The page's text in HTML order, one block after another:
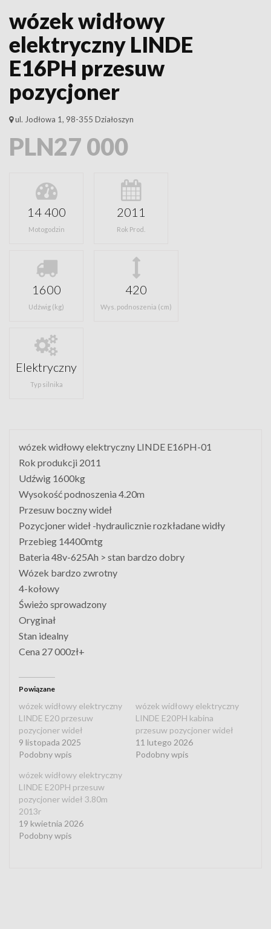
wózek widłowy
elektryczny LINDE
E16PH przesuw
pozycjoner
ul. Jodłowa 1, 98-355 Działoszyn
PLN27 000
14 400
Motogodzin
2011
Rok Prod.
1600
Udźwig (kg)
420
Wys. podnoszenia (cm)
Elektryczny
Typ silnika
wózek widłowy elektryczny LINDE E16PH-01
Rok produkcji 2011
Udźwig 1600kg
Wysokość podnoszenia 4.20m
Przesuw boczny wideł
Pozycjoner wideł -hydraulicznie rozkładane widły
Przebieg 14400mtg
Bateria 48v-625Ah > stan bardzo dobry
Wózek bardzo zwrotny
4-kołowy
Świeżo sprowadzony
Oryginał
Stan idealny
Cena 27 000zł+
Powiązane
wózek widłowy elektryczny
LINDE E20 przesuw
pozycjoner wideł
9 listopada 2025
Podobny wpis
wózek widłowy elektryczny
LINDE E20PH kabina
przesuw pozycjoner wideł
11 lutego 2026
Podobny wpis
wózek widłowy elektryczny
LINDE E20PH przesuw
pozycjoner wideł 3.80m
2013r
19 kwietnia 2026
Podobny wpis